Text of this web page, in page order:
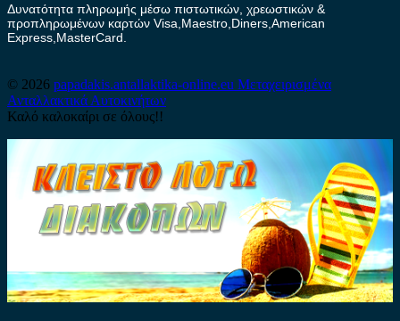
Δυνατότητα πληρωμής μέσω πιστωτικών, χρεωστικών &
προπληρωμένων καρτών Visa,Maestro,Diners,American
Express,MasterCard.
© 2026 papadakis.antallaktika-online.eu Μεταχειρισμένα
Ανταλλακτικά Αυτοκινήτων
Καλό καλοκαίρι σε όλους!!